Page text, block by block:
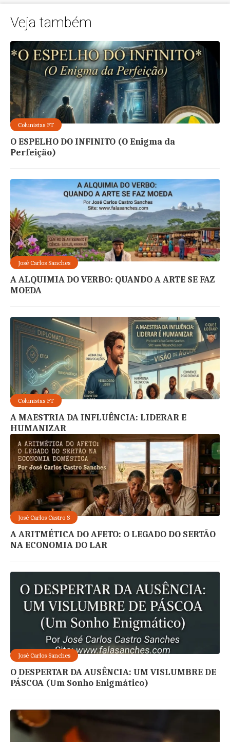
Veja também
Colunistas FT
​O ESPELHO DO INFINITO ​(O Enigma da
Perfeição)
José Carlos Sanches
A ALQUIMIA DO VERBO: QUANDO A ARTE SE FAZ
MOEDA
Colunistas FT
A MAESTRIA DA INFLUÊNCIA: LIDERAR E
HUMANIZAR
José Carlos Castro S
A ARITMÉTICA DO AFETO: O LEGADO DO SERTÃO
NA ECONOMIA DO LAR
José Carlos Sanches
O DESPERTAR DA AUSÊNCIA: UM VISLUMBRE DE
PÁSCOA (Um Sonho Enigmático)